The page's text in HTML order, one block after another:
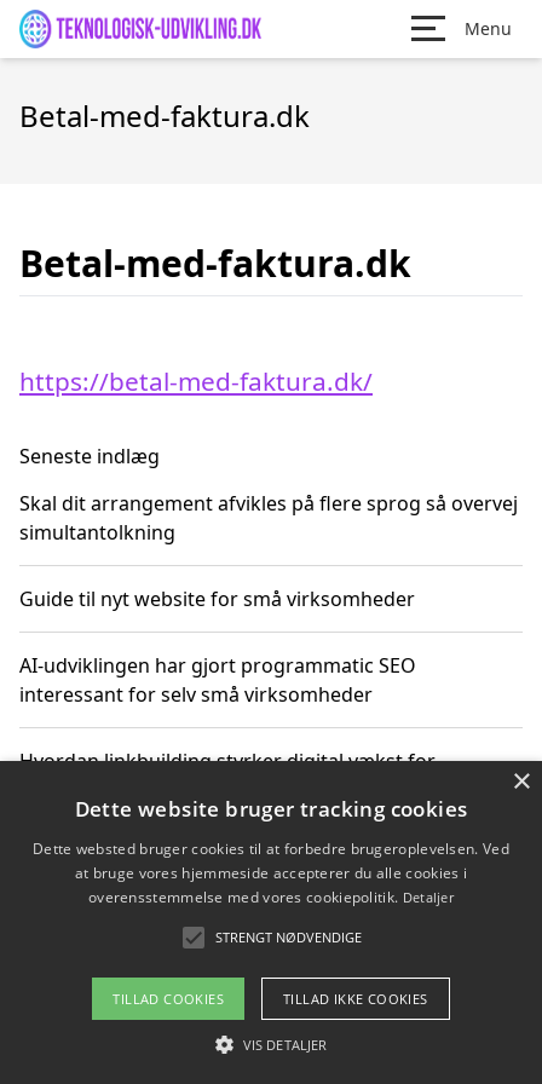
Menu
Betal-med-faktura.dk
Betal-med-faktura.dk
https://betal-med-faktura.dk/
Seneste indlæg
Skal dit arrangement afvikles på flere sprog så overvej
simultantolkning
Guide til nyt website for små virksomheder
AI-udviklingen har gjort programmatic SEO
interessant for selv små virksomheder
Hvordan linkbuilding styrker digital vækst for
Sådan har udviklingen inden for genbrug af elektronik
ændret sig
Copyright 2026 - Pilanto Aps
Om / kontakt
×
Dette website bruger tracking cookies
Dette websted bruger cookies til at forbedre brugeroplevelsen. Ved
at bruge vores hjemmeside accepterer du alle cookies i
overensstemmelse med vores cookiepolitik. Detaljer
STRENGT NØDVENDIGE
TILLAD COOKIES TILLAD IKKE COOKIES
VIS DETALJER